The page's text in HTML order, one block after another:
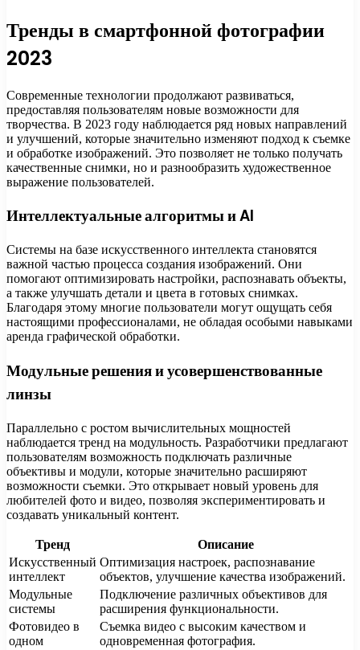
Тренды в смартфонной фотографии
2023
Современные технологии продолжают развиваться,
предоставляя пользователям новые возможности для
творчества. В 2023 году наблюдается ряд новых направлений
и улучшений, которые значительно изменяют подход к съемке
и обработке изображений. Это позволяет не только получать
качественные снимки, но и разнообразить художественное
выражение пользователей.
Интеллектуальные алгоритмы и AI
Системы на базе искусственного интеллекта становятся
важной частью процесса создания изображений. Они
помогают оптимизировать настройки, распознавать объекты,
а также улучшать детали и цвета в готовых снимках.
Благодаря этому многие пользователи могут ощущать себя
настоящими профессионалами, не обладая особыми навыками
аренда графической обработки.
Модульные решения и усовершенствованные
линзы
Параллельно с ростом вычислительных мощностей
наблюдается тренд на модульность. Разработчики предлагают
пользователям возможность подключать различные
объективы и модули, которые значительно расширяют
возможности съемки. Это открывает новый уровень для
любителей фото и видео, позволяя экспериментировать и
создавать уникальный контент.
Тренд
Описание
Искусственный
интеллект
Оптимизация настроек, распознавание
объектов, улучшение качества изображений.
Модульные
системы
Подключение различных объективов для
расширения функциональности.
Фотовидео в
одном
Съемка видео с высоким качеством и
одновременная фотография.